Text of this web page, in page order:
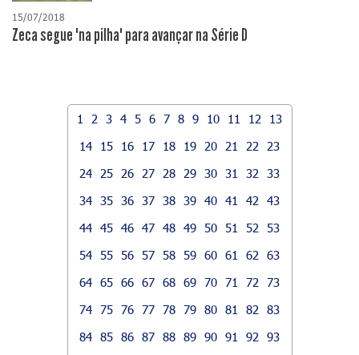
15/07/2018
Zeca segue "na pilha" para avançar na Série D
1 2 3 4 5 6 7 8 9 10 11 12
13
14
15 16 17 18 19 20 21 22
23
24
25 26 27 28 29 30 31 32
33
34 35 36 37 38 39 40 41 42
43
44 45 46 47 48 49 50 51 52
53
54 55 56 57 58 59 60 61 62
63
64 65 66 67 68 69 70 71 72
73
74 75 76 77 78 79 80 81 82
83
84 85 86 87 88 89 90 91 92
93